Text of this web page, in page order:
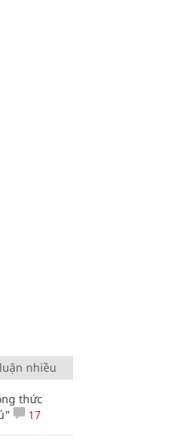
nhiều
thức
17